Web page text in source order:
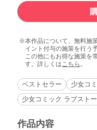
本作品について、無料施
イント付与の施策を行う
この他にもお得な施策を
す。詳しくはこちら 。
ベストセラー 少女コ
少女コミック ラブスト
作品内容